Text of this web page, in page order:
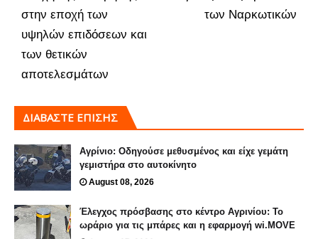
των Ναρκωτικών
στην εποχή των
υψηλών επιδόσεων και
των θετικών
αποτελεσμάτων
ΔΙΑΒΑΣΤΕ ΕΠΙΣΗΣ
Αγρίνιο: Οδηγούσε μεθυσμένος και είχε γεμάτη
γεμιστήρα στο αυτοκίνητο
August 08, 2026
Έλεγχος πρόσβασης στο κέντρο Αγρινίου: Το
ωράριο για τις μπάρες και η εφαρμογή wi.MOVE